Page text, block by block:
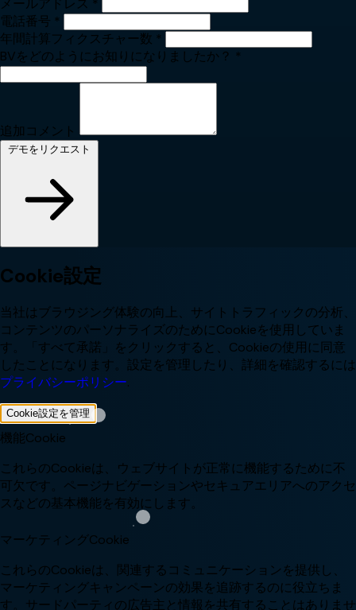
電話番号 *
年間計算フィクスチャー数 *
BVをどのようにお知りになりましたか？ *
追加コメント
デモをリクエスト
Cookie設定
当社はブラウジング体験の向上、サイトトラフィックの分析、
コンテンツのパーソナライズのためにCookieを使用していま
す。「すべて承諾」をクリックすると、Cookieの使用に同意
したことになります。設定を管理したり、詳細を確認するには
プライバシーポリシー.
Cookie設定を管理
機能Cookie
これらのCookieは、ウェブサイトが正常に機能するために不
可欠です。ページナビゲーションやセキュアエリアへのアクセ
スなどの基本機能を有効にします。
マーケティングCookie
これらのCookieは、関連するコミュニケーションを提供し、
マーケティングキャンペーンの効果を追跡するのに役立ちま
す。サードパーティの広告主と情報を共有することはありませ